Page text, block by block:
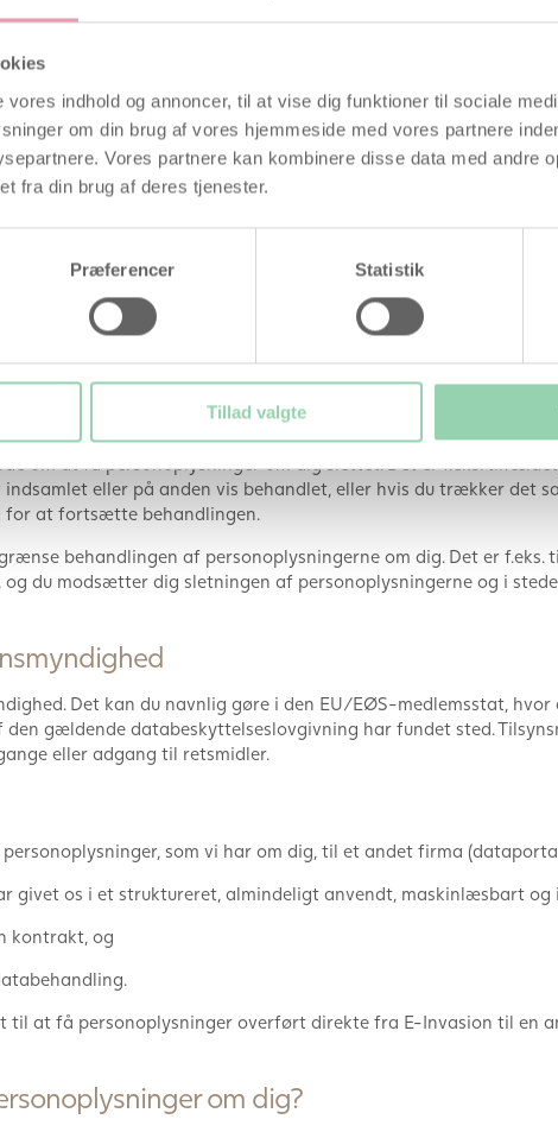
indhold og annoncer, til at vise dig funktioner til sociale
om din brug af vores hjemmeside med vores partnere
Vores partnere kan kombinere disse data med andre
fra din brug af deres tjenester.
Præferencer Statistik
Tillad valgte
fordi vi er forpligtede til at opbevare dine personoplysninger).
Læs mere om, hvad dette betyder herunder. Hvis vi kan
og grundlæggende rettigheder, eller hvis behandlingen finder
mod behandlingen.
om dig eller ej. Du kan få adgang til
om dig og ret til at bede os om at fuldstændiggøre
om at få personoplysninger om dig slettet. Det er f.eks.
eller på anden vis behandlet, eller hvis du trækker det
for at fortsætte behandlingen.
behandlingen af personoplysningerne om dig. Det er
du modsætter dig sletningen af personoplysningerne og i
Det kan du navnlig gøre i den EU/EØS-medlemsstat,
gældende databeskyttelseslovgivning har fundet sted.
eller adgang til retsmidler.
som vi har om dig, til et andet firma
givet os i et struktureret, almindeligt anvendt, maskinlæsbart
kontrakt, og
at få personoplysninger overført direkte fra E-Invasion til en
om dig?